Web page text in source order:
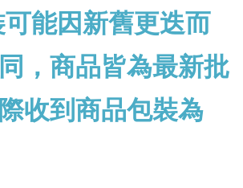
能因新舊更迭而
，商品皆為最新批
收到商品包裝為